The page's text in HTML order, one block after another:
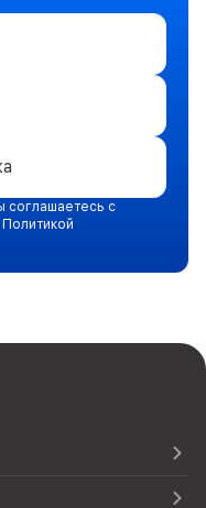
соглашаетесь с